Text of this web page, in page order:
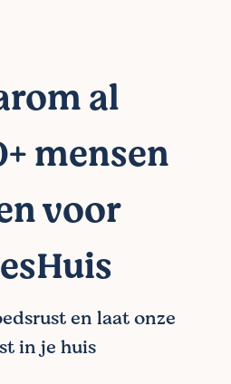
al
mensen
voor
en laat onze
in je huis